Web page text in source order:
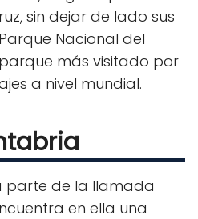
sin dejar de lado sus
Nacional del
más visitado por
a nivel mundial.
parte de la llamada
en ella una